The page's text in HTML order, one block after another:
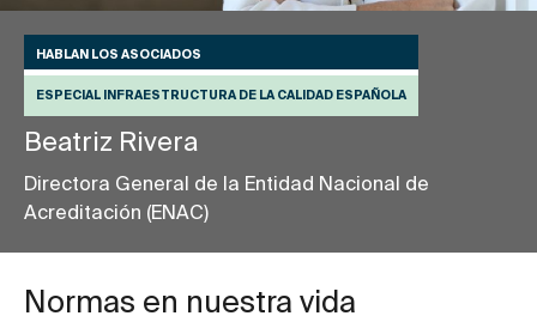
HABLAN LOS ASOCIADOS
ESPECIAL INFRAESTRUCTURA DE LA CALIDAD ESPAÑOLA
Beatriz Rivera
Directora General de la Entidad Nacional de
Acreditación (ENAC)
Normas en nuestra vida